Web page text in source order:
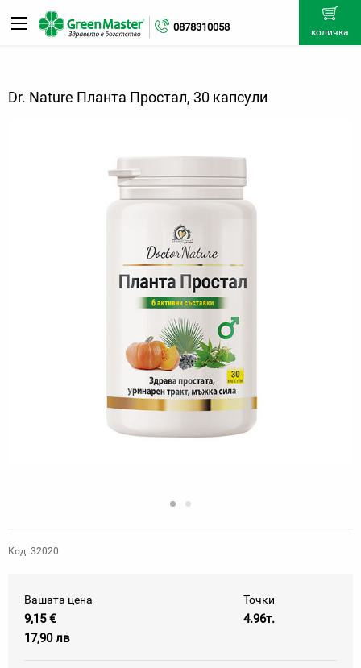
0878310058 количка
Dr. Nature Планта Простал, 30 капсули
Код: 32020
Вашата цена
9,15 €
17,90 лв
Точки
4.96т.